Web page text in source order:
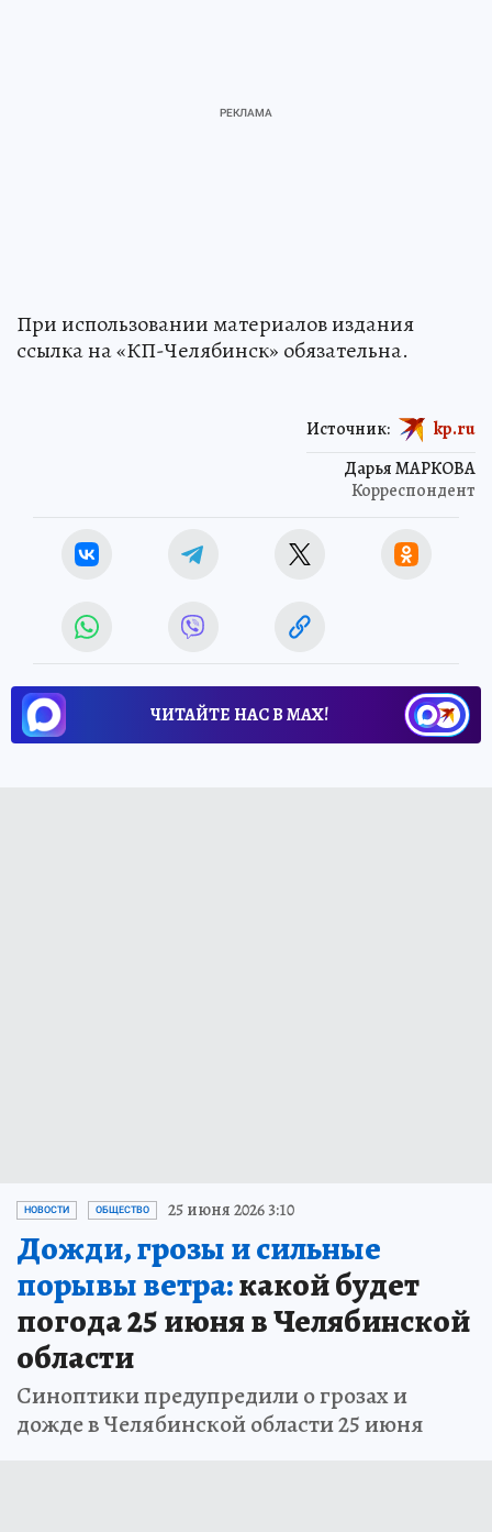
При использовании материалов издания
ссылка на «КП-Челябинск» обязательна.
Дарья МАРКОВА
Корреспондент
Источник: kp.ru
ЧИТАЙТЕ НАС В МАХ!
НОВОСТИ ОБЩЕСТВО 25 июня 2026 3:10
Дожди, грозы и сильные
порывы ветра:какой будет
погода 25 июня в Челябинской
области
Синоптики предупредили о грозах и
дожде в Челябинской области 25 июня